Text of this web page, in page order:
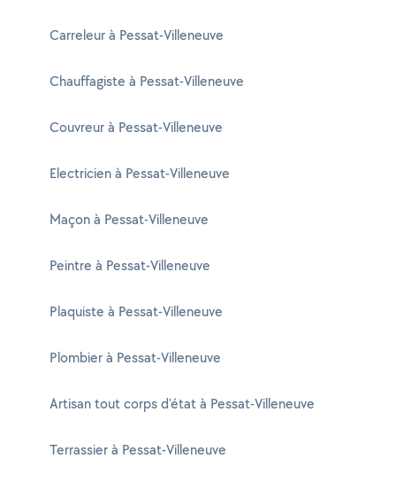
Carreleur à Pessat-Villeneuve
Chauffagiste à Pessat-Villeneuve
Couvreur à Pessat-Villeneuve
Electricien à Pessat-Villeneuve
Maçon à Pessat-Villeneuve
Peintre à Pessat-Villeneuve
Plaquiste à Pessat-Villeneuve
Plombier à Pessat-Villeneuve
Artisan tout corps d'état à Pessat-Villeneuve
Terrassier à Pessat-Villeneuve